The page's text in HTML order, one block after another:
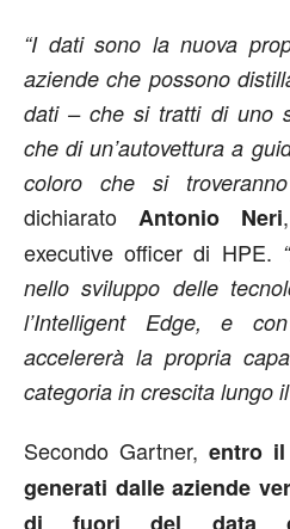
“I dati sono la nuova
aziende che possono
dati – che si tratti di uno
che di un’autovettura a
coloro che si
dichiarato Antonio Neri
executive officer di HPE.
nello sviluppo delle
l’Intelligent Edge, e
accelererà la propria
categoria in crescita lungo
Secondo Gartner, entro
generati dalle aziende
di fuori del data